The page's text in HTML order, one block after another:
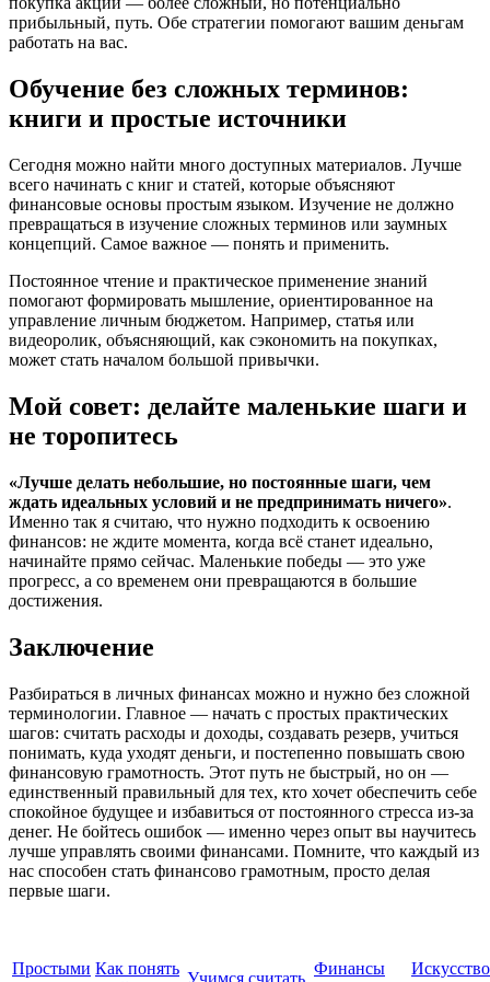
прибыльный, путь. Обе стратегии помогают вашим деньгам
работать на вас.
Обучение без сложных терминов:
книги и простые источники
Сегодня можно найти много доступных материалов. Лучше
всего начинать с книг и статей, которые объясняют
финансовые основы простым языком. Изучение не должно
превращаться в изучение сложных терминов или заумных
концепций. Самое важное — понять и применить.
Постоянное чтение и практическое применение знаний
помогают формировать мышление, ориентированное на
управление личным бюджетом. Например, статья или
видеоролик, объясняющий, как сэкономить на покупках,
может стать началом большой привычки.
Мой совет: делайте маленькие шаги и
не торопитесь
«Лучше делать небольшие, но постоянные шаги, чем
ждать идеальных условий и не предпринимать ничего».
Именно так я считаю, что нужно подходить к освоению
финансов: не ждите момента, когда всё станет идеально,
начинайте прямо сейчас. Маленькие победы — это уже
прогресс, а со временем они превращаются в большие
достижения.
Заключение
Разбираться в личных финансах можно и нужно без сложной
терминологии. Главное — начать с простых практических
шагов: считать расходы и доходы, создавать резерв, учиться
понимать, куда уходят деньги, и постепенно повышать свою
финансовую грамотность. Этот путь не быстрый, но он —
единственный правильный для тех, кто хочет обеспечить себе
спокойное будущее и избавиться от постоянного стресса из-за
денег. Не бойтесь ошибок — именно через опыт вы научитесь
лучше управлять своими финансами. Помните, что каждый из
нас способен стать финансово грамотным, просто делая
первые шаги.
Простыми Как понять
Учимся считать
Финансы
Искусство